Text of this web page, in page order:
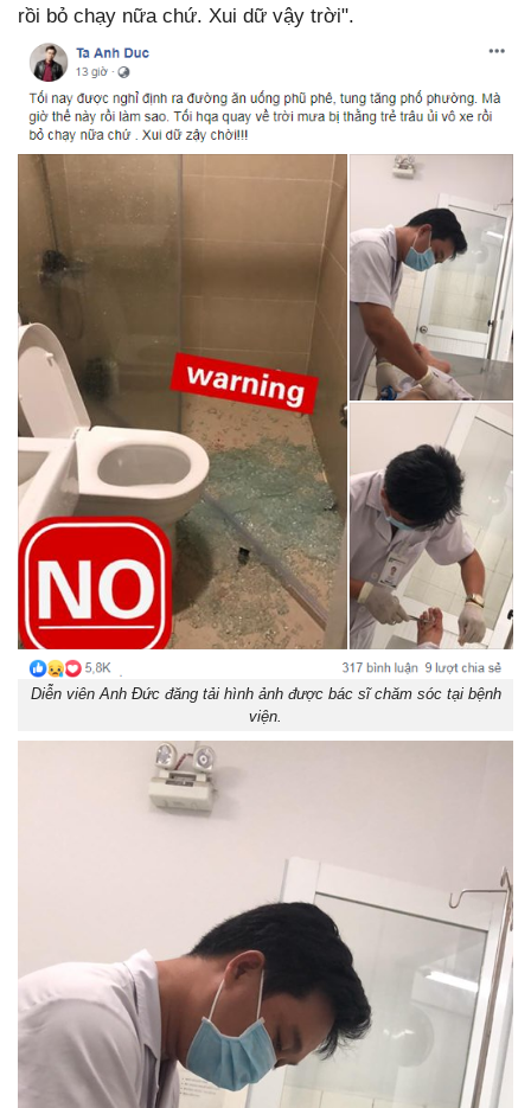
rồi bỏ chạy nữa chứ. Xui dữ vậy trời".
Diễn viên Anh Đức đăng tải hình ảnh được bác sĩ chăm sóc tại bệnh
viện.